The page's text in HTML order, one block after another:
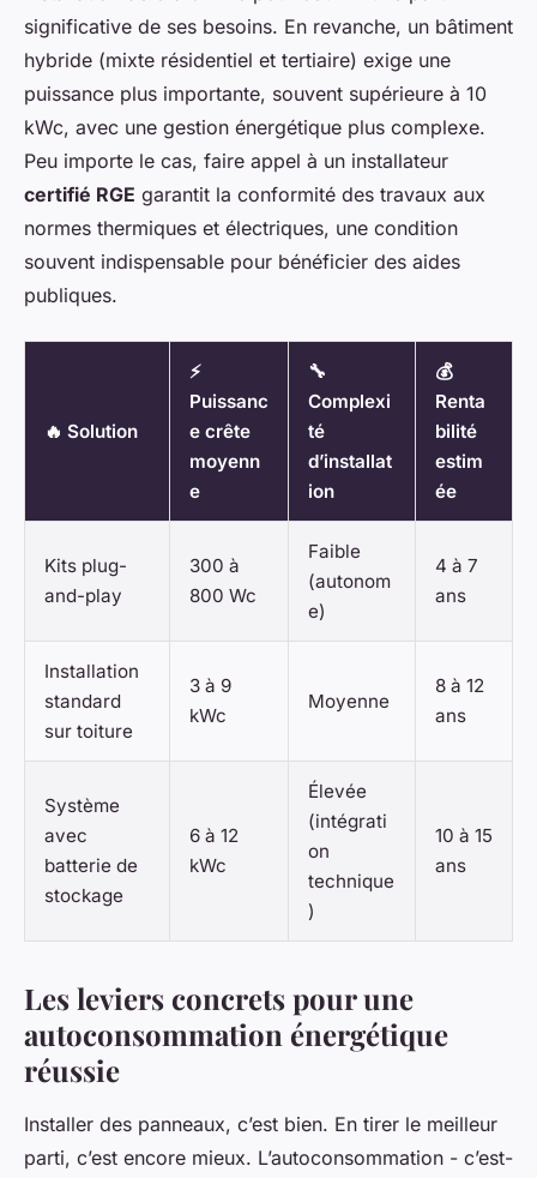
significative de ses besoins. En revanche, un bâtiment
hybride (mixte résidentiel et tertiaire) exige une
puissance plus importante, souvent supérieure à 10
kWc, avec une gestion énergétique plus complexe.
Peu importe le cas, faire appel à un installateur
certifié RGE garantit la conformité des travaux aux
normes thermiques et électriques, une condition
souvent indispensable pour bénéficier des aides
publiques.
🔥 Solution
⚡
Puissanc
e crête
moyenn
e
🔧
Complexi
té
d’installat
ion
💰
Renta
bilité
estim
ée
Kits plug-
and-play
300 à
800 Wc
Faible
(autonom
e)
4 à 7
ans
Installation
standard
sur toiture
3 à 9
kWc
Moyenne
8 à 12
ans
Système
avec
batterie de
stockage
6 à 12
kWc
Élevée
(intégrati
on
technique
)
10 à 15
ans
Les leviers concrets pour une
autoconsommation énergétique
réussie
Installer des panneaux, c’est bien. En tirer le meilleur
parti, c’est encore mieux. L’autoconsommation - c’est-